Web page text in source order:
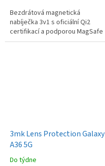
Bezdrátová magnetická
nabíječka 3v1 s oficiální Qi2
certifikací a podporou MagSafe
3mk Lens Protection Galaxy
A36 5G
Do týdne